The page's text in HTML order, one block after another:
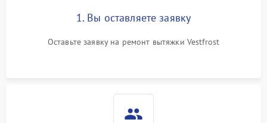
1. Вы оставляете заявку
Оставьте заявку на ремонт вытяжки Vestfrost